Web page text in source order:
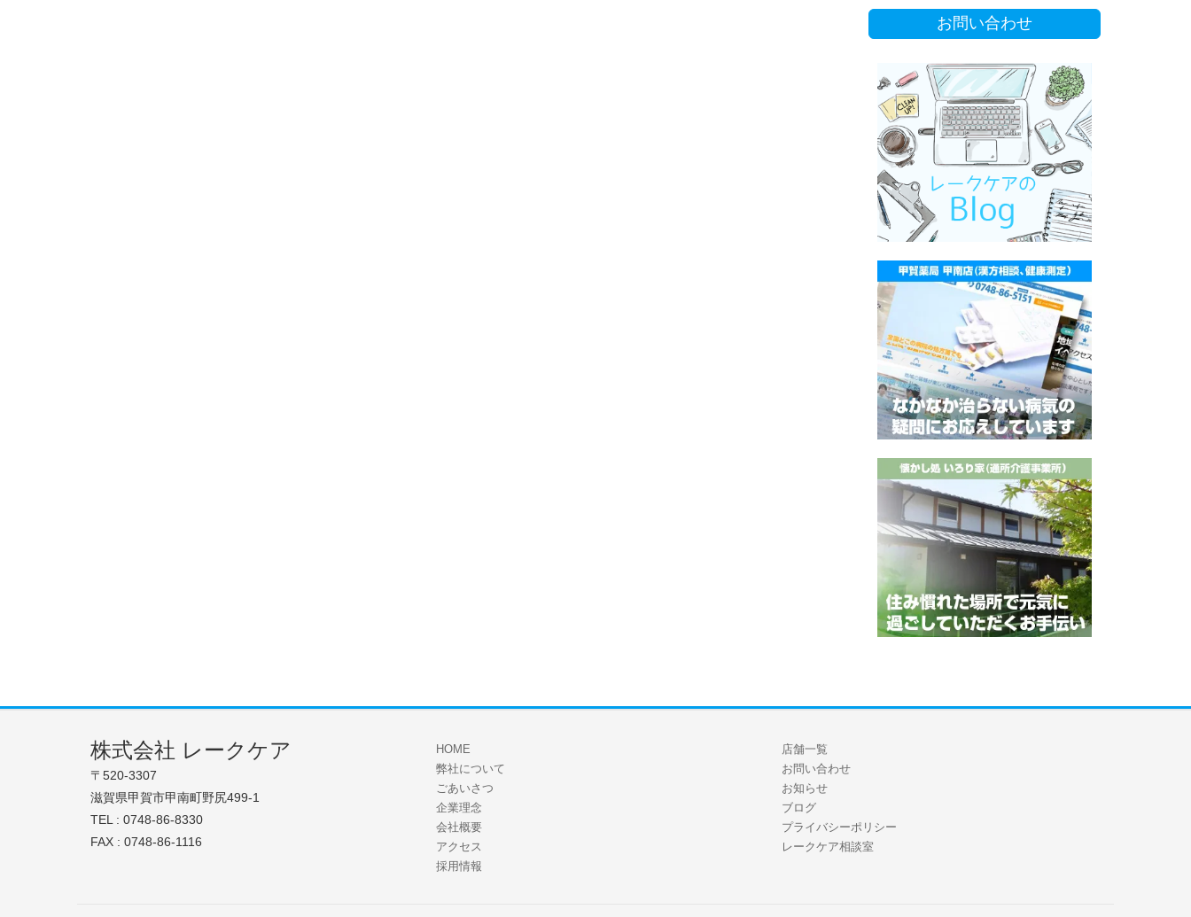
お問い合わせ
株式会社 レークケア
〒520-3307
滋賀県甲賀市甲南町野尻499-1
TEL : 0748-86-8330
FAX : 0748-86-1116
HOME
弊社について
ごあいさつ
企業理念
会社概要
アクセス
採用情報
店舗一覧
お問い合わせ
お知らせ
ブログ
プライバシーポリシー
レークケア相談室